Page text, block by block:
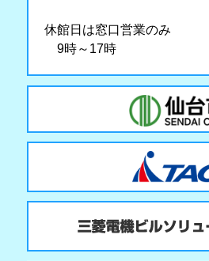
休館日は窓口営業のみ
9時～17時